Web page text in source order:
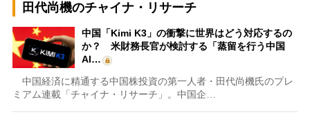
田代尚機のチャイナ・リサーチ
中国「Kimi K3」の衝撃に世界はどう対応するの
か？ 米財務長官が検討する「蒸留を行う中国
AI…
中国経済に精通する中国株投資の第一人者・田代尚機氏のプレ
ミアム連載「チャイナ・リサーチ」。中国企…